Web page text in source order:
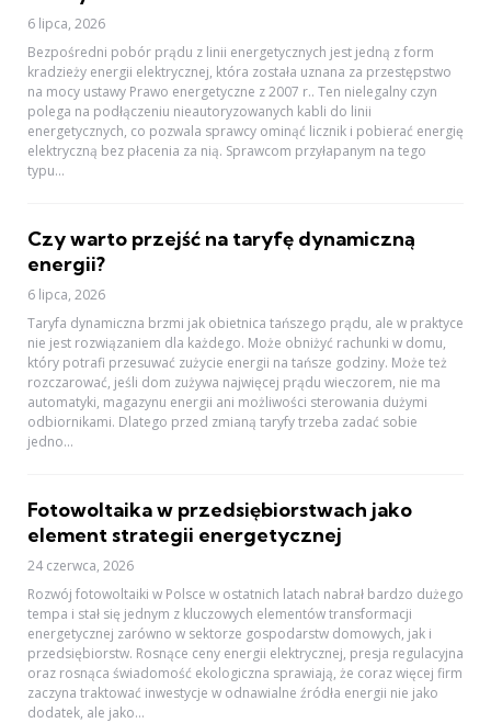
6 lipca, 2026
Bezpośredni pobór prądu z linii energetycznych jest jedną z form
kradzieży energii elektrycznej, która została uznana za przestępstwo
na mocy ustawy Prawo energetyczne z 2007 r.. Ten nielegalny czyn
polega na podłączeniu nieautoryzowanych kabli do linii
energetycznych, co pozwala sprawcy ominąć licznik i pobierać energię
elektryczną bez płacenia za nią. Sprawcom przyłapanym na tego
typu...
Czy warto przejść na taryfę dynamiczną
energii?
6 lipca, 2026
Taryfa dynamiczna brzmi jak obietnica tańszego prądu, ale w praktyce
nie jest rozwiązaniem dla każdego. Może obniżyć rachunki w domu,
który potrafi przesuwać zużycie energii na tańsze godziny. Może też
rozczarować, jeśli dom zużywa najwięcej prądu wieczorem, nie ma
automatyki, magazynu energii ani możliwości sterowania dużymi
odbiornikami. Dlatego przed zmianą taryfy trzeba zadać sobie
jedno...
Fotowoltaika w przedsiębiorstwach jako
element strategii energetycznej
24 czerwca, 2026
Rozwój fotowoltaiki w Polsce w ostatnich latach nabrał bardzo dużego
tempa i stał się jednym z kluczowych elementów transformacji
energetycznej zarówno w sektorze gospodarstw domowych, jak i
przedsiębiorstw. Rosnące ceny energii elektrycznej, presja regulacyjna
oraz rosnąca świadomość ekologiczna sprawiają, że coraz więcej firm
zaczyna traktować inwestycje w odnawialne źródła energii nie jako
dodatek, ale jako...